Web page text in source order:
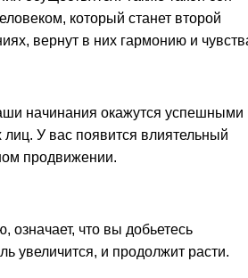
который станет второй
вернут в них гармонию и
начинания окажутся успешными
У вас появится влиятельный
продвижении.
что вы добьетесь
увеличится, и продолжит расти.